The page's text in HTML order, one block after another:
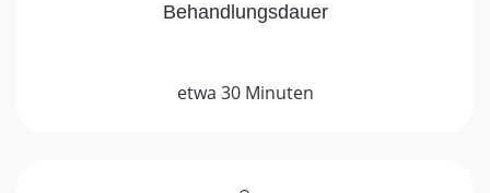
Behandlungsdauer
etwa 30 Minuten